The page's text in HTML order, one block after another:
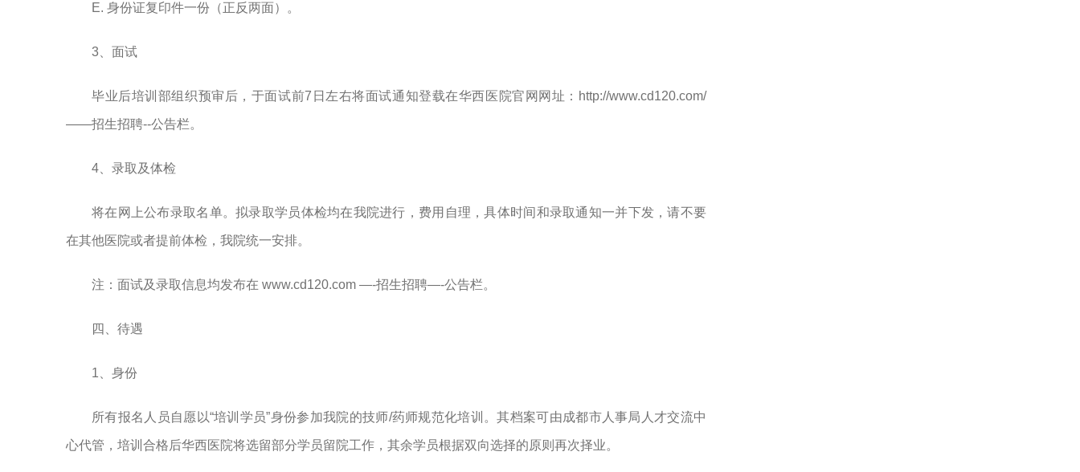
E. 身份证复印件一份（正反两面）。
3、面试
毕业后培训部组织预审后，于面试前7日左右将面试通知登载在华西医院官网网址：http://www.cd120.com/
——招生招聘--公告栏。
4、录取及体检
将在网上公布录取名单。拟录取学员体检均在我院进行，费用自理，具体时间和录取通知一并下发，请不要
在其他医院或者提前体检，我院统一安排。
注：面试及录取信息均发布在 www.cd120.com —-招生招聘—-公告栏。
四、待遇
1、身份
所有报名人员自愿以“培训学员”身份参加我院的技师/药师规范化培训。其档案可由成都市人事局人才交流中
心代管，培训合格后华西医院将选留部分学员留院工作，其余学员根据双向选择的原则再次择业。